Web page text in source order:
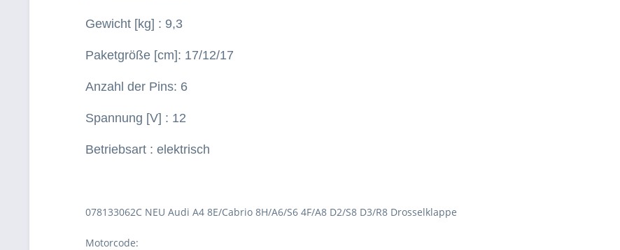
Gewicht [kg] : 9,3
Paketgröße [cm]: 17/12/17
Anzahl der Pins: 6
Spannung [V] : 12
Betriebsart : elektrisch
078133062C NEU Audi A4 8E/Cabrio 8H/A6/S6 4F/A8 D2/S8 D3/R8 Drosselklappe
Motorcode: